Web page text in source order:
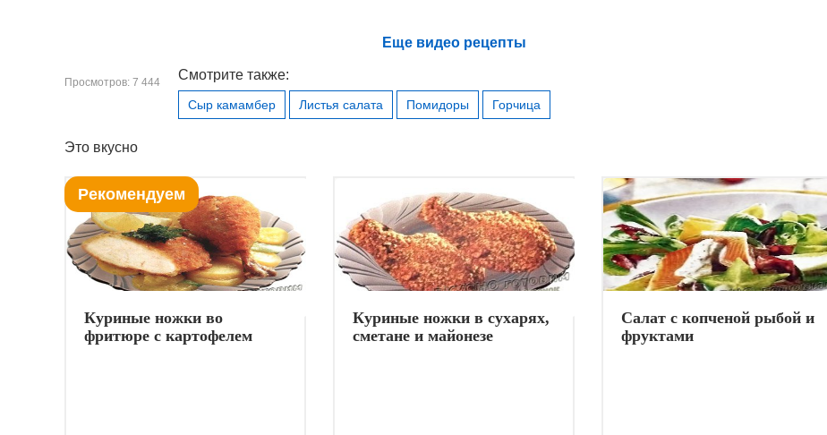
Еще видео рецепты
Просмотров: 7 444 Смотрите также:
Сыр камамбер Листья салата Помидоры Горчица
Это вкусно
Рекомендуем
Куриные ножки во
фритюре с картофелем
Куриные ножки в сухарях,
сметане и майонезе
Салат с копченой рыбой и
фруктами